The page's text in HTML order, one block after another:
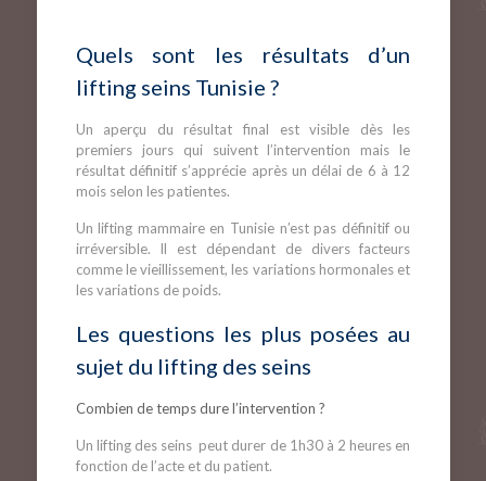
Quels sont les résultats d’un
lifting seins Tunisie ?
Un aperçu du résultat final est visible dès les
premiers jours qui suivent l’intervention mais le
résultat définitif s’apprécie après un délai de 6 à 12
mois selon les patientes.
Un lifting mammaire en Tunisie n’est pas définitif ou
irréversible. Il est dépendant de divers facteurs
comme le vieillissement, les variations hormonales et
les variations de poids.
Les questions les plus posées au
sujet du lifting des seins
Combien de temps dure l’intervention ?
Un lifting des seins peut durer de 1h30 à 2 heures en
fonction de l’acte et du patient.